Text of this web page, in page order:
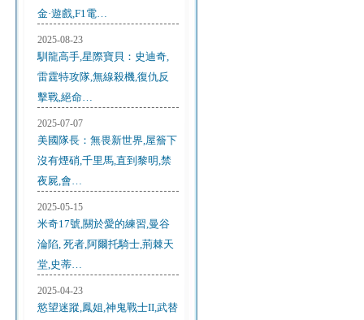
金·遊戲,F1電…
2025-08-23
馴龍高手,星際寶貝：史迪奇,
雷霆特攻隊,無線殺機,復仇反
擊戰,絕命…
2025-07-07
美國隊長：無畏新世界,屋簷下
沒有煙硝,千里馬,直到黎明,禁
夜屍,會…
2025-05-15
米奇17號,關於愛的練習,曼谷
淪陷, 死者,阿爾托騎士,荊棘天
堂,史蒂…
2025-04-23
慾望迷蹤,鳳姐,神鬼戰士II,武替